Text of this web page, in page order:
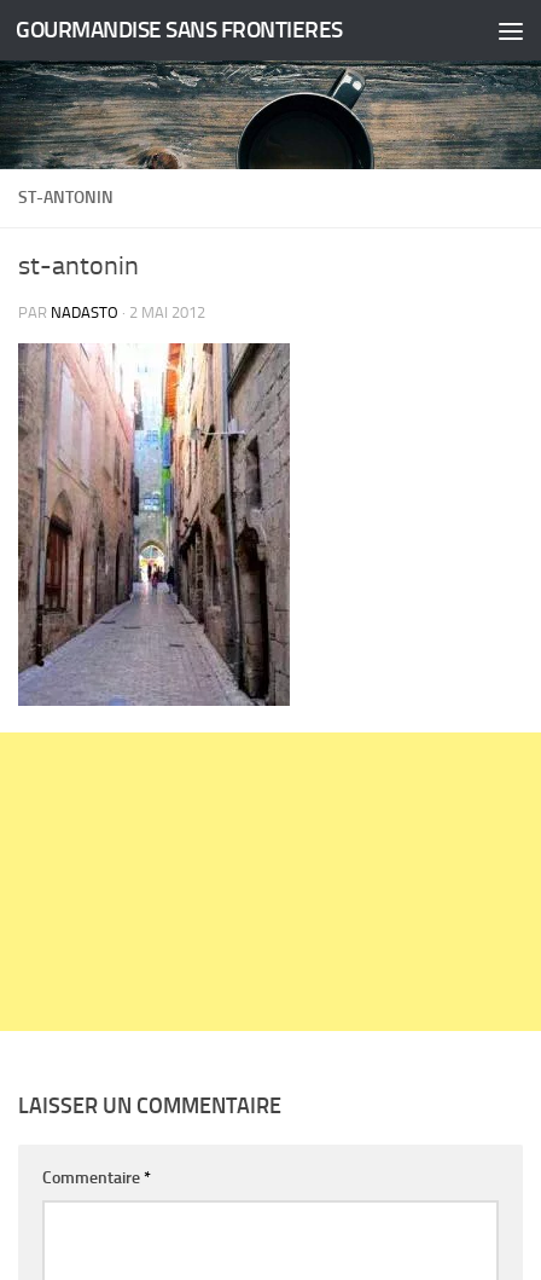
Skip to content
GOURMANDISE SANS FRONTIERES
ST-ANTONIN
st-antonin
PAR NADASTO · 2 MAI 2012
LAISSER UN COMMENTAIRE
Commentaire*